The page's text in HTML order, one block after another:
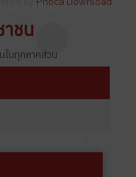
าชน
ในทุกภาคส่วน